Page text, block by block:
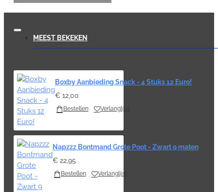
MEEST BEKEKEN
Boxby Aanbieding Snack - 4 Stuks 12 Euro!
€ 12,00
Bestellen Verlanglijst
Napzzz Bontmand Grote Poot - Zwart 9 maten
€ 22,95
Bestellen Verlanglijst